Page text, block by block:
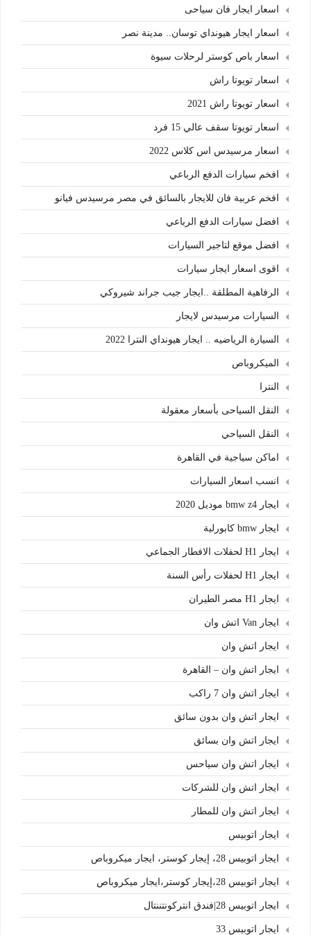
اسعار ايجار فان سياحى
اسعار ايجار هيونداي توسان.. مدينة نصر
اسعار باص كوستر لرحلات سيوة
اسعار تويوتا راش
اسعار تويوتا راش 2021
اسعار تويوتا سقف عالي 15 فرد
اسعار مرسيدس اس كلاس 2022
افخم سيارات الدفع الرباعي
افخم عربية فان للايجار بالسائق في مصر مرسيدس فيانو
افضل سيارات الدفع الرباعي
افضل موقع لتاجير السيارات
اقوى اسعار ايجار سيارات
الرفاهية المطلقة ..ايجار جيب جراند شيروكي
السيارات مرسيدس لايجار
السيارة الرياضيه .. ايجار هيونداي النترا 2022
الميكروباص
النترا
النقل السياحى بأسعار معقولة
النقل السياحي
اماكن سياجية في القاهرة
انسب اسعار السيارات
ايجار bmw z4 موديل 2020
ايجار bmw كابورلية
ايجار H1 لحفلات الافطار الجماعي
ايجار H1 لحفلات رأس السنة
ايجار H1 مصر الطيران
ايجار Van اتش وان
ايجار اتش وان
ايجار اتش وان – القاهرة
ايجار اتش وان 7 راكب
ايجار اتش وان بدون سائق
ايجار اتش وان بسائق
ايجار اتش وان سياحس
ايجار اتش وان للشركات
ايجار اتش وان للمطار
ايجار اتوبيس
ايجار اتوبيس 28، إيجار كوستر، ايجار ميكروباص
ايجار اتوبيس 28،إيجار كوستر،ايجار ميكروباص
ايجار اتوبيس 28|فندق انتركونتننتال
ايجار اتوبيس 33